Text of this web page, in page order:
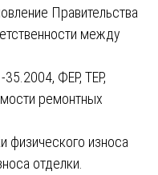
Правительства
между
ФЕР, ТЕР,
ремонтных
физического износа
отделки.